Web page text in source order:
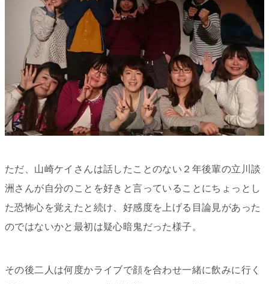
ただ、山崎ケイさんは話したことのない２年後輩の立川談
洲さんが自分のことを好きと言っていることにちょっとし
た恐怖心を覚えたと続け、好感度を上げる目論見があった
のではないかと最初は疑心暗鬼だった様子。
その後二人は何度かライブで顔を合わせ一緒に飲みに行く